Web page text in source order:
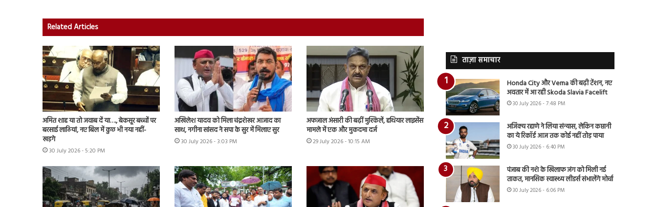
Related Articles
अमित शाह या तो जवाब दें या…., बेकसूर बच्चों पर
बरसाई लाठियां, नए बिल में कुछ भी नया नहीं-
खड़गे
30 July 2026 - 5:20 PM
अखिलेश यादव को मिला चंद्रशेखर आजाद का
साथ, नगीना सांसद ने सपा के सुर में मिलाए सुर
30 July 2026 - 3:03 PM
अफजाल अंसारी की बढ़ीं मुश्किलें, हथियार लाइसेंस
मामले में एक और मुकदमा दर्ज
29 July 2026 - 10:15 AM
ताज़ा समाचार
Honda City और Verna की बढ़ी टेंशन, नए
अवतार में आ रही Skoda Slavia Facelift
30 July 2026 - 7:48 PM
अजिंक्य रहाणे ने लिया संन्यास, लेकिन कप्तानी
का ये रिकॉर्ड आज तक कोई नहीं तोड़ पाया
30 July 2026 - 6:40 PM
पंजाब की नशे के खिलाफ जंग को मिली नई
ताकत, मानसिक स्वास्थ्य लीडर्स संभालेंगे मोर्चा
30 July 2026 - 6:06 PM